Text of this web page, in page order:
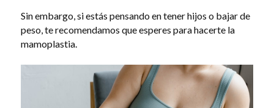
Sin embargo, si estás pensando en tener hijos o bajar de
peso, te recomendamos que esperes para hacerte la
mamoplastia.